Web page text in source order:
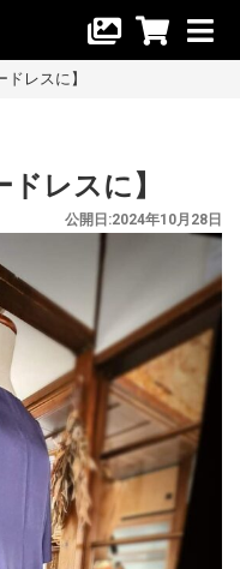
ドレスに】
ドレスに】
公開日:2024年10月28日